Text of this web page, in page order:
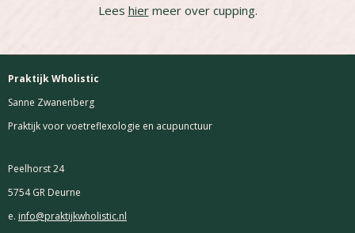
Lees hiermeer over cupping.
Praktijk Wholistic
Sanne Zwanenberg
Praktijk voor voetreflexologie en acupunctuur
Peelhorst 24
5754 GR Deurne
e. info@praktijkwholistic.nl